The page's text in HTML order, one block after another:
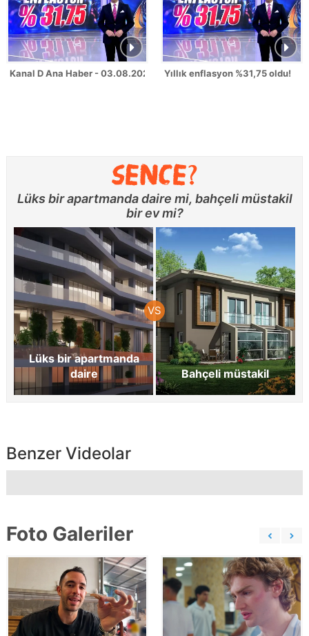
Kanal D Ana Haber - 03.08.2026 Yıllık enflasyon %31,75 oldu!
Lüks bir apartmanda daire mi, bahçeli müstakil
bir ev mi?
Lüks bir apartmanda
daire
Bahçeli müstakil
Benzer Videolar
Foto Galeriler